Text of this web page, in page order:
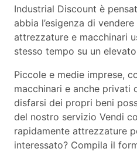
Industrial Discount è
abbia l’esigenza di
attrezzature e macchinari
stesso tempo su un
Piccole e medie imprese,
macchinari e anche privati
disfarsi dei propri beni
del nostro servizio Vendi
rapidamente attrezzature
interessato? Compila il